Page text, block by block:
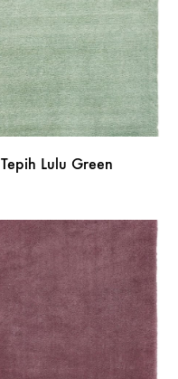
ŽELJA
Tepih Lulu Green
NA
LISTU
ŽELJA